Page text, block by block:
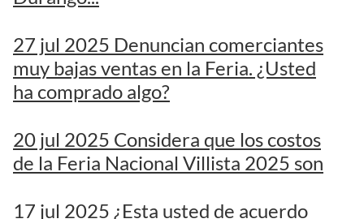
27 jul 2025 Denuncian comerciantes
muy bajas ventas en la Feria. ¿Usted
ha comprado algo?
20 jul 2025 Considera que los costos
de la Feria Nacional Villista 2025 son
17 jul 2025 ¿Esta usted de acuerdo